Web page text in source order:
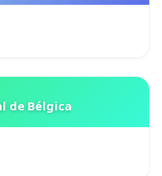
de Bélgica